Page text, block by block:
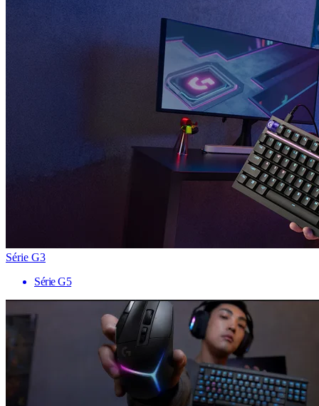
Série G3
Série G5